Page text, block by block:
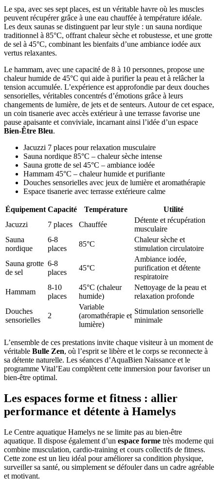
Le spa, avec ses sept places, est un véritable havre où les muscles
peuvent récupérer grâce à une eau chauffée à température idéale.
Les deux saunas se distinguent par leur style : un sauna nordique
traditionnel à 85°C, offrant chaleur sèche et robustesse, et une grotte
de sel à 45°C, combinant les bienfaits d’une ambiance iodée aux
vertus relaxantes.
Le hammam, avec une capacité de 8 à 10 personnes, propose une
chaleur humide de 45°C qui aide à purifier la peau et à relâcher la
tension accumulée. L’expérience est approfondie par deux douches
sensorielles, véritables concentrés d’émotions grâce à leurs
changements de lumière, de jets et de senteurs. Autour de cet espace,
un coin tisanerie avec accès extérieur à une terrasse favorise une
pause apaisante et conviviale, incarnant ainsi l’idée d’un espace
Bien-Être Bleu.
Jacuzzi 7 places pour relaxation musculaire
Sauna nordique 85°C – chaleur sèche intense
Sauna grotte de sel 45°C – ambiance iodée
Hammam 45°C – chaleur humide et purifiante
Douches sensorielles avec jeux de lumière et aromathérapie
Espace tisanerie avec terrasse extérieure calme
Équipement Capacité Température
Utilité
Jacuzzi
7 places Chauffée
Détente et récupération
musculaire
Sauna
nordique
6-8
places
85°C
Chaleur sèche et
stimulation circulatoire
Sauna grotte
de sel
6-8
places
45°C
Ambiance iodée,
purification et détente
respiratoire
Hammam
8-10
places
45°C (chaleur
humide)
Nettoyage de la peau et
relaxation profonde
Douches
sensorielles
2
Variable
(aromathérapie et
lumière)
Stimulation sensorielle
minimale
L’ensemble de ces prestations invite chaque visiteur à un moment de
véritable Bulle Zen, où l’esprit se libère et le corps se reconnecte à
sa détente naturelle. Les séances d’AquaBien Naissance et le
programme Vital’Eau complètent cette immersion pour favoriser un
bien-être optimal.
Les espaces forme et fitness : allier
performance et détente à Hamelys
Le Centre aquatique Hamelys ne se limite pas au bien-être
aquatique. Il dispose également d’un espace forme très moderne qui
combine musculation, cardio-training et cours collectifs de fitness.
Cette zone est un lieu idéal pour améliorer sa condition physique,
surveiller sa santé, ou simplement se défouler dans un cadre agréable
et motivant.